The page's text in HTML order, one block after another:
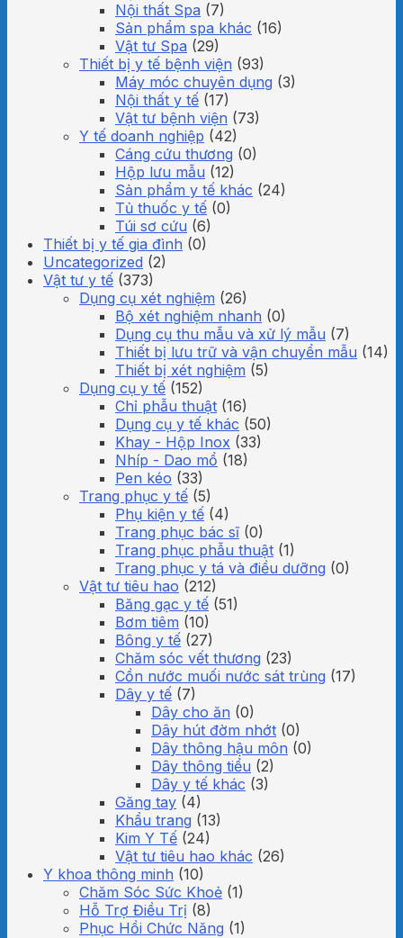
Nội thất Spa (7)
Sản phẩm spa khác (16)
Vật tư Spa (29)
Thiết bị y tế bệnh viện (93)
Máy móc chuyên dụng (3)
Nội thất y tế (17)
Vật tư bệnh viện (73)
Y tế doanh nghiệp (42)
Cáng cứu thương (0)
Hộp lưu mẫu (12)
Sản phẩm y tế khác (24)
Tủ thuốc y tế (0)
Túi sơ cứu (6)
Thiết bị y tế gia đình (0)
Uncategorized (2)
Vật tư y tế (373)
Dụng cụ xét nghiệm (26)
Bộ xét nghiệm nhanh (0)
Dụng cụ thu mẫu và xử lý mẫu (7)
Thiết bị lưu trữ và vận chuyển mẫu (14)
Thiết bị xét nghiệm (5)
Dụng cụ y tế (152)
Chỉ phẫu thuật (16)
Dụng cụ y tế khác (50)
Khay - Hộp Inox (33)
Nhíp - Dao mổ (18)
Pen kéo (33)
Trang phục y tế (5)
Phụ kiện y tế (4)
Trang phục bác sĩ (0)
Trang phục phẫu thuật (1)
Trang phục y tá và điều dưỡng (0)
Vật tư tiêu hao (212)
Băng gạc y tế (51)
Bơm tiêm (10)
Bông y tế (27)
Chăm sóc vết thương (23)
Cồn nước muối nước sát trùng (17)
Dây y tế (7)
Dây cho ăn (0)
Dây hút đờm nhớt (0)
Dây thông hậu môn (0)
Dây thông tiểu (2)
Dây y tế khác (3)
Găng tay (4)
Khẩu trang (13)
Kim Y Tế (24)
Vật tư tiêu hao khác (26)
Y khoa thông minh (10)
Chăm Sóc Sức Khoẻ (1)
Hỗ Trợ Điều Trị (8)
Phục Hồi Chức Năng (1)